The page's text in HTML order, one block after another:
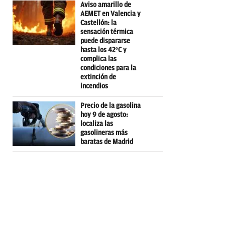
Aviso amarillo de
AEMET en Valencia y
Castellón: la
sensación térmica
puede dispararse
hasta los 42ºC y
complica las
condiciones para la
extinción de
incendios
Precio de la gasolina
hoy 9 de agosto:
localiza las
gasolineras más
baratas de Madrid